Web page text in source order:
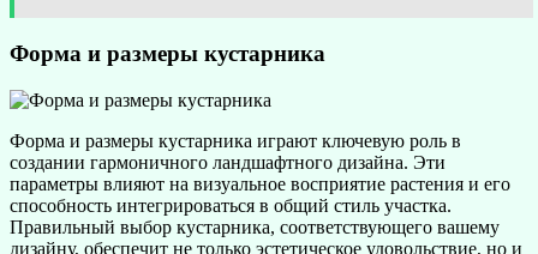
Форма и размеры кустарника
Форма и размеры кустарника играют ключевую роль в
создании гармоничного ландшафтного дизайна. Эти
параметры влияют на визуальное восприятие растения и его
способность интегрироваться в общий стиль участка.
Правильный выбор кустарника, соответствующего вашему
дизайну, обеспечит не только эстетическое удовольствие, но и